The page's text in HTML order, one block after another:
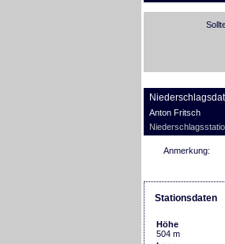
Anton Fritsch
Anmerkung:
Stationsdaten
Höhe
504 m